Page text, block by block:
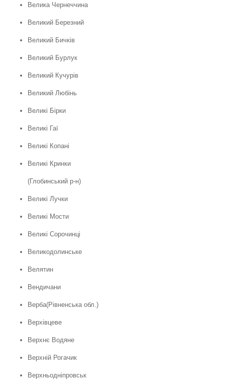
Велика Чернеччина
Великий Березний
Великий Бичків
Великий Бурлук
Великий Кучурів
Великий Любінь
Великі Бірки
Великі Гаї
Великі Копані
Великі Кринки
(Глобинський р-н)
Великі Лучки
Великі Мости
Великі Сорочинці
Великодолинське
Велятин
Вендичани
Верба(Рівненська обл.)
Верхівцеве
Верхнє Водяне
Верхній Рогачик
Верхньодніпровськ